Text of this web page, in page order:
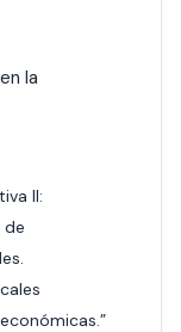
la
II:
de